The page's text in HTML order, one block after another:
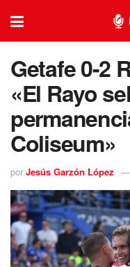
Getafe 0-2
«El Rayo
Coliseum»
por Jesús Garzón López